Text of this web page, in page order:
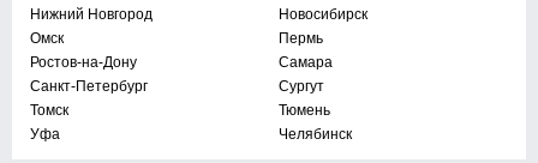
Нижний Новгород
Новосибирск
Омск
Пермь
Ростов-на-Дону
Самара
Санкт-Петербург
Сургут
Томск
Тюмень
Уфа
Челябинск